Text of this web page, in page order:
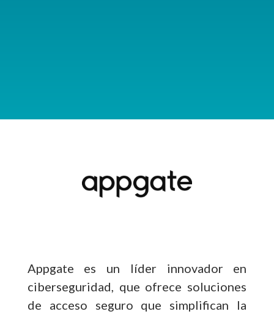
Appgate es un líder innovador en
ciberseguridad, que ofrece soluciones
de acceso seguro que simplifican la